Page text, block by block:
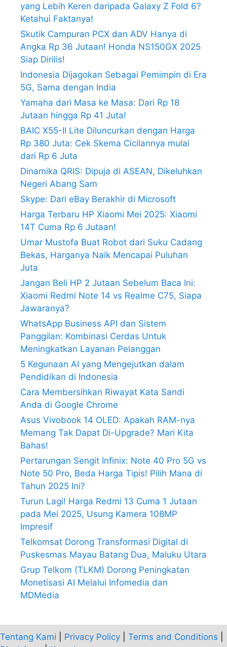
yang Lebih Keren daripada Galaxy Z Fold 6?
Ketahui Faktanya!
Skutik Campuran PCX dan ADV Hanya di
Angka Rp 36 Jutaan! Honda NS150GX 2025
Siap Dirilis!
Indonesia Dijagokan Sebagai Pemimpin di Era
5G, Sama dengan India
Yamaha dari Masa ke Masa: Dari Rp 18
Jutaan hingga Rp 41 Juta!
BAIC X55-II Lite Diluncurkan dengan Harga
Rp 380 Juta: Cek Skema Cicilannya mulai
dari Rp 6 Juta
Dinamika QRIS: Dipuja di ASEAN, Dikeluhkan
Negeri Abang Sam
Skype: Dari eBay Berakhir di Microsoft
Harga Terbaru HP Xiaomi Mei 2025: Xiaomi
14T Cuma Rp 6 Jutaan!
Umar Mustofa Buat Robot dari Suku Cadang
Bekas, Harganya Naik Mencapai Puluhan
Juta
Jangan Beli HP 2 Jutaan Sebelum Baca Ini:
Xiaomi Redmi Note 14 vs Realme C75, Siapa
Jawaranya?
WhatsApp Business API dan Sistem
Panggilan: Kombinasi Cerdas Untuk
Meningkatkan Layanan Pelanggan
5 Kegunaan AI yang Mengejutkan dalam
Pendidikan di Indonesia
Cara Membersihkan Riwayat Kata Sandi
Anda di Google Chrome
Asus Vivobook 14 OLED: Apakah RAM-nya
Memang Tak Dapat Di-Upgrade? Mari Kita
Bahas!
Pertarungan Sengit Infinix: Note 40 Pro 5G vs
Note 50 Pro, Beda Harga Tipis! Pilih Mana di
Tahun 2025 Ini?
Turun Lagi! Harga Redmi 13 Cuma 1 Jutaan
pada Mei 2025, Usung Kamera 108MP
Impresif
Telkomsat Dorong Transformasi Digital di
Puskesmas Mayau Batang Dua, Maluku Utara
Grup Telkom (TLKM) Dorong Peningkatan
Monetisasi AI Melalui Infomedia dan
MDMedia
Tentang Kami Privacy Policy Terms and Conditions